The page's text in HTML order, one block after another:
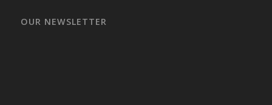
OUR NEWSLETTER